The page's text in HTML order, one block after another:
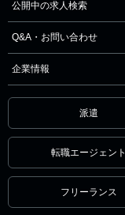
公開中の求人検索
Q&A・お問い合わせ
企業情報
派遣
転職エージェント
フリーランス